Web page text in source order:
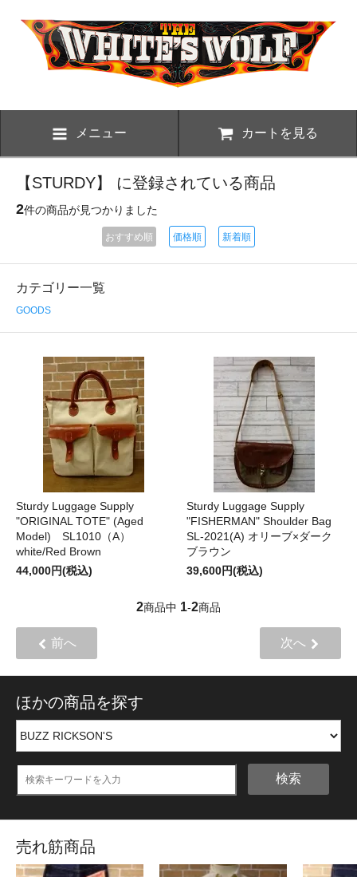
メニュー カートを見る
【STURDY】 に登録されている商品
2件の商品が見つかりました
おすすめ順 価格順 新着順
カテゴリー一覧
GOODS
Sturdy Luggage Supply
"ORIGINAL TOTE" (Aged
Model) SL1010（A）
white/Red Brown
44,000円(税込)
Sturdy Luggage Supply
"FISHERMAN" Shoulder Bag
SL-2021(A) オリーブ×ダーク
ブラウン
39,600円(税込)
2商品中 1-2商品
前へ 次へ
ほかの商品を探す
検索
売れ筋商品